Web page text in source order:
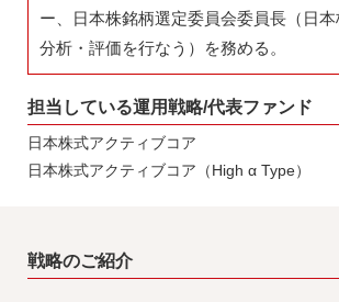
ー、日本株銘柄選定委員会委員長（日
分析・評価を行なう）を務める。
担当している運用戦略/代表ファンド
日本株式アクティブコア
日本株式アクティブコア（High α Type）
戦略のご紹介